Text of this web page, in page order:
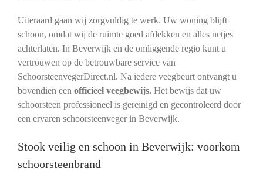
Uiteraard gaan wij zorgvuldig te werk. Uw woning blijft
schoon, omdat wij de ruimte goed afdekken en alles netjes
achterlaten. In Beverwijk en de omliggende regio kunt u
vertrouwen op de betrouwbare service van
SchoorsteenvegerDirect.nl. Na iedere veegbeurt ontvangt u
bovendien een officieel veegbewijs. Het bewijs dat uw
schoorsteen professioneel is gereinigd en gecontroleerd door
een ervaren schoorsteenveger in Beverwijk.
Stook veilig en schoon in Beverwijk: voorkom
schoorsteenbrand